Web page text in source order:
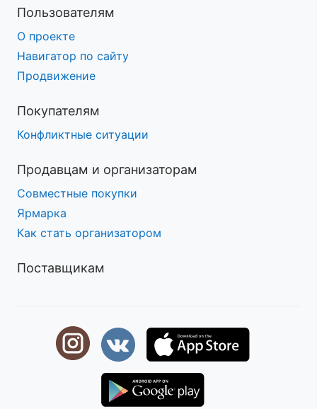
Пользователям
О проекте
Навигатор по сайту
Продвижение
Покупателям
Конфликтные ситуации
Продавцам и организаторам
Совместные покупки
Ярмарка
Как стать организатором
Поставщикам